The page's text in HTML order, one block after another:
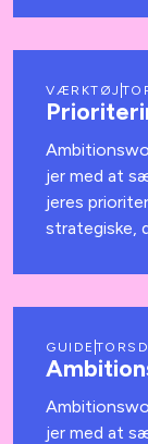
VÆRKTØJ
jer med at
jeres
strategiske,
GUIDE
jer med at